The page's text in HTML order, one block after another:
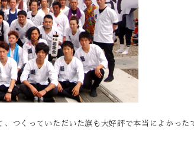
つくっていただいた旗も大好評で本当によかった